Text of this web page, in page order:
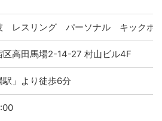
レスリング パーソナル キックボ
区高田馬場2-14-27 村山ビル4F
駅」より徒歩6分